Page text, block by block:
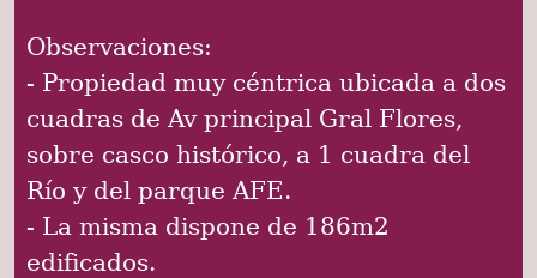
Observaciones:
- Propiedad muy céntrica ubicada a dos
cuadras de Av principal Gral Flores,
sobre casco histórico, a 1 cuadra del
Río y del parque AFE.
- La misma dispone de 186m2
edificados.